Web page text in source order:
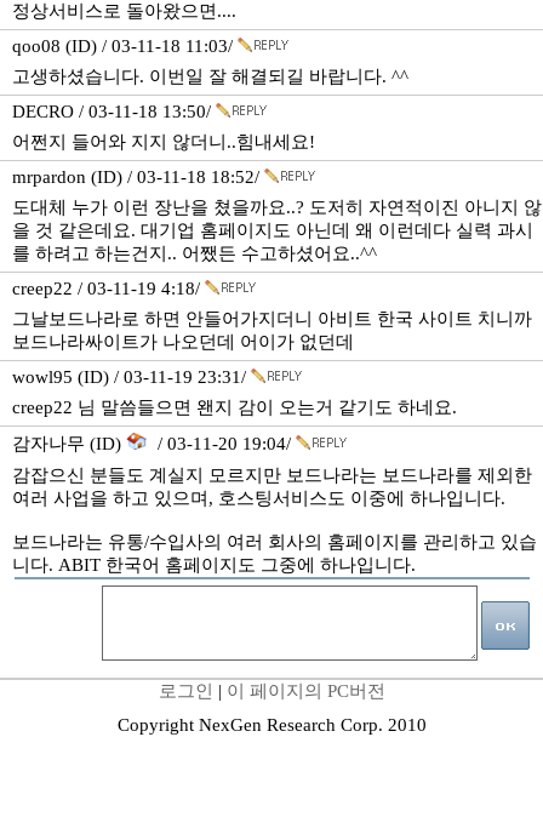
정상서비스로 돌아왔으면....
qoo08 (ID) / 03-11-18 11:03/
고생하셨습니다. 이번일 잘 해결되길 바랍니다. ^^
DECRO / 03-11-18 13:50/
어쩐지 들어와 지지 않더니..힘내세요!
mrpardon (ID) / 03-11-18 18:52/
도대체 누가 이런 장난을 쳤을까요..? 도저히 자연적이진 아니지 않
을 것 같은데요. 대기업 홈페이지도 아닌데 왜 이런데다 실력 과시
를 하려고 하는건지.. 어쨌든 수고하셨어요..^^
creep22 / 03-11-19 4:18/
그날보드나라로 하면 안들어가지더니 아비트 한국 사이트 치니까
보드나라싸이트가 나오던데 어이가 없던데
wowl95 (ID) / 03-11-19 23:31/
creep22 님 말씀들으면 왠지 감이 오는거 같기도 하네요.
감자나무 (ID)
/ 03-11-20 19:04/
감잡으신 분들도 계실지 모르지만 보드나라는 보드나라를 제외한
여러 사업을 하고 있으며, 호스팅서비스도 이중에 하나입니다.
보드나라는 유통/수입사의 여러 회사의 홈페이지를 관리하고 있습
니다. ABIT 한국어 홈페이지도 그중에 하나입니다.
로그인 | 이 페이지의 PC버전
Copyright NexGen Research Corp. 2010